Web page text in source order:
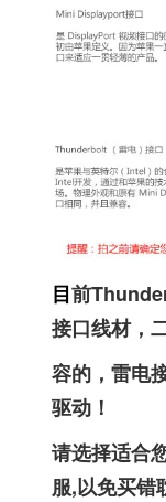
目前
接口线材，
容的，雷电
驱动！
请选择适合
服,以免买错